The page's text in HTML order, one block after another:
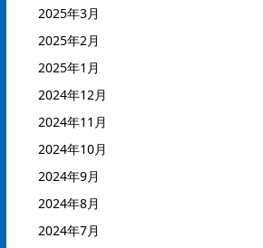
2025年3月
2025年2月
2025年1月
2024年12月
2024年11月
2024年10月
2024年9月
2024年8月
2024年7月